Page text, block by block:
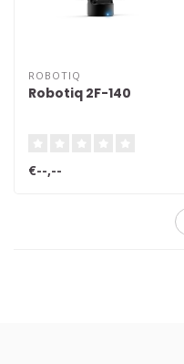
ROBOTIQ
Robotiq 2F-140
€--,--